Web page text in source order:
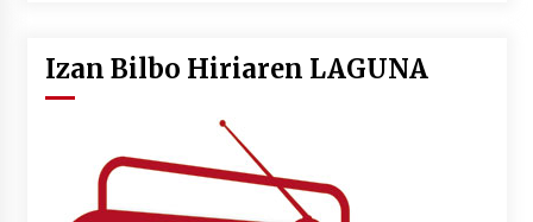
Izan Bilbo Hiriaren LAGUNA